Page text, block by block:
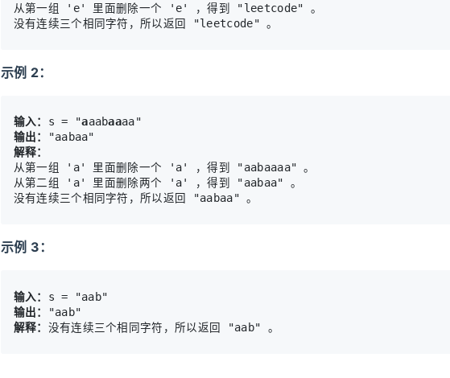
从第一组 'e' 里面删除一个 'e' ，得到 "leetcode" 。
示例 2：
输入： s = "aaabaa
输出：
解释：
从第一组 'a' 里面删除一个 'a' ，得到 "aabaaaa" 。
从第二组 'a' 里面删除两个 'a' ，得到 "aabaa" 。
示例 3：
输入：
输出：
解释：